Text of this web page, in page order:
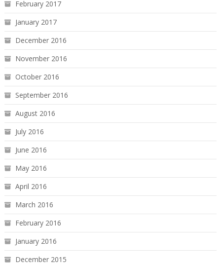
February 2017
January 2017
December 2016
November 2016
October 2016
September 2016
August 2016
July 2016
June 2016
May 2016
April 2016
March 2016
February 2016
January 2016
December 2015